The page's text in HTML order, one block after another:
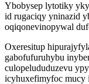
Ybobysep lytotiky
id rugaciqy yninazid
oqiqonevinopywal
Oxeresitup
gabofufuruhybu
culopelududuzevu
icyhuxefimyfoc mucy